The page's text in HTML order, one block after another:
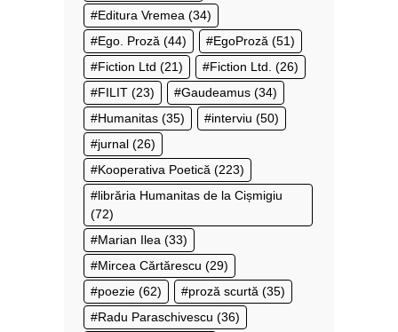
Editura Vremea (34)
Ego. Proză (44) EgoProză (51)
Fiction Ltd (21) Fiction Ltd. (26)
FILIT (23) Gaudeamus (34)
Humanitas (35) interviu (50)
jurnal (26)
Kooperativa Poetică (223)
librăria Humanitas de la Cișmigiu
(72)
Marian Ilea (33)
Mircea Cărtărescu (29)
poezie (62) proză scurtă (35)
Radu Paraschivescu (36)